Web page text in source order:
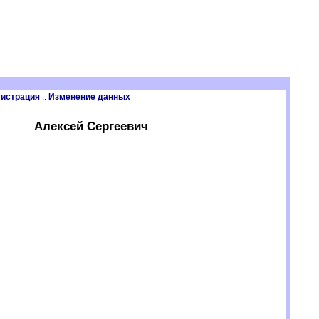
:: Изменение данных
Алексей Сергеевич